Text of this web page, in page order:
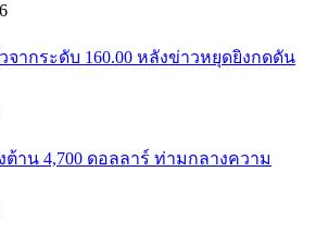
จากระดับ 160.00 หลังข่าวหยุดยิงกดดัน
าน 4,700 ดอลลาร์ ท่ามกลางความ